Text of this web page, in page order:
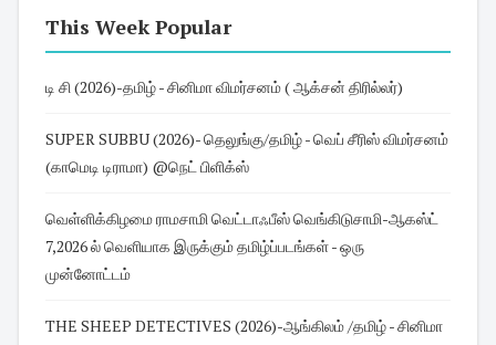
This Week Popular
டி சி (2026)-தமிழ் - சினிமா விமர்சனம் ( ஆக்சன் திரில்லர்)
SUPER SUBBU (2026)- தெலுங்கு/தமிழ் - வெப் சீரிஸ் விமர்சனம்
(காமெடி டிராமா) @நெட் பிளிக்ஸ்
வெள்ளிக்கிழமை ராமசாமி வெட்டாஃபீஸ் வெங்கிடுசாமி-ஆகஸ்ட்
7,2026 ல் வெளியாக இருக்கும் தமிழ்ப்படங்கள் - ஒரு
முன்னோட்டம்
THE SHEEP DETECTIVES (2026)-ஆங்கிலம் /தமிழ் - சினிமா